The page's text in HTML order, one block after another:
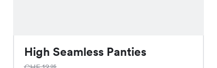
High Seamless Panties
95